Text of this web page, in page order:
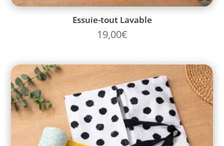
Essuie-tout Lavable
19,00€